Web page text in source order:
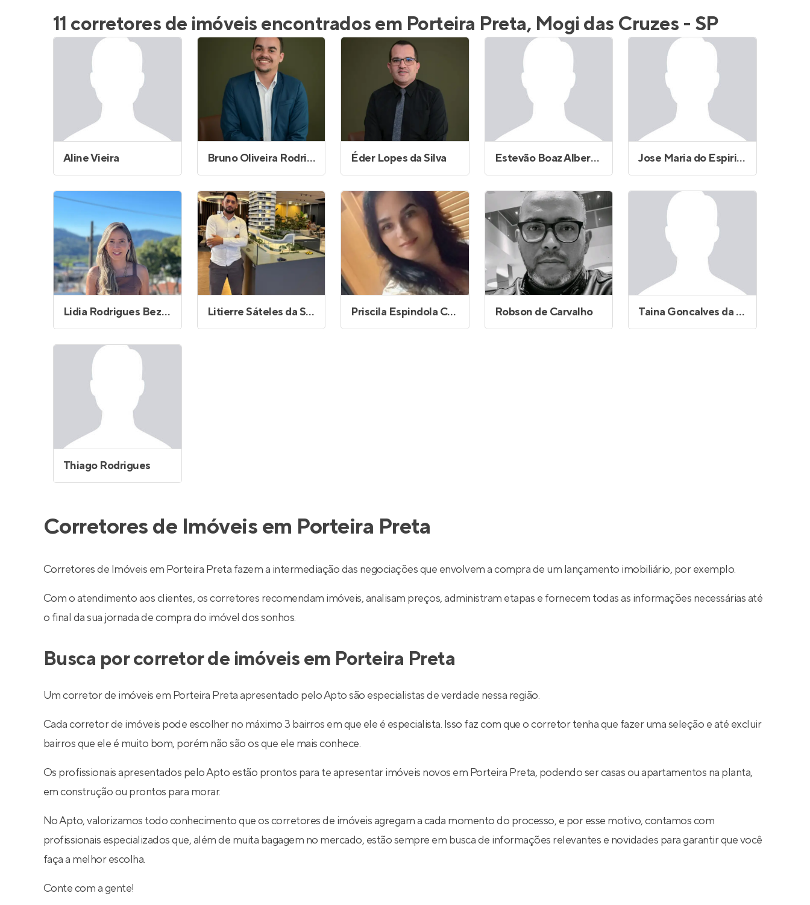
Entrar no Apto
11 corretores de imóveis encontrados em Porteira Preta, Mogi das Cruzes - SP
Aline Vieira Bruno Oliveira Rodrigues Gusmão Éder Lopes da Silva Estevão Boaz Alberto de Souza Jose Maria do Espirito Santo Filho
Lidia Rodrigues Bezerra Litierre Sáteles da Silva Priscila Espindola Couto Robson de Carvalho Taina Goncalves da Silva
Thiago Rodrigues
Corretores de Imóveis em Porteira Preta
Corretores de Imóveis em Porteira Preta fazem a intermediação das negociações que envolvem a compra de um lançamento imobiliário, por exemplo.
Com o atendimento aos clientes, os corretores recomendam imóveis, analisam preços, administram etapas e fornecem todas as informações necessárias até
o final da sua jornada de compra do imóvel dos sonhos.
Busca por corretor de imóveis em Porteira Preta
Um corretor de imóveis em Porteira Preta apresentado pelo Apto são especialistas de verdade nessa região.
Cada corretor de imóveis pode escolher no máximo 3 bairros em que ele é especialista. Isso faz com que o corretor tenha que fazer uma seleção e até excluir
bairros que ele é muito bom, porém não são os que ele mais conhece.
Os profissionais apresentados pelo Apto estão prontos para te apresentar imóveis novos em Porteira Preta, podendo ser casas ou apartamentos na planta,
em construção ou prontos para morar.
No Apto, valorizamos todo conhecimento que os corretores de imóveis agregam a cada momento do processo, e por esse motivo, contamos com
profissionais especializados que, além de muita bagagem no mercado, estão sempre em busca de informações relevantes e novidades para garantir que você
faça a melhor escolha.
Conte com a gente!